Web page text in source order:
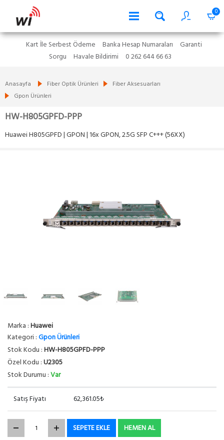
0
Kart İle Serbest Ödeme Banka Hesap Numaraları
Garanti
Sorgu
Havale Bildirimi 0 262 644 66 63
Anasayfa Fiber Optik Ürünleri
Fiber Aksesuarları
Gpon Ürünleri
HW-H805GPFD-PPP
Huawei H805GPFD | GPON | 16x GPON, 2.5G SFP C+++ (56XX)
Marka :Huawei
Kategori :Gpon Ürünleri
Stok Kodu :HW-H805GPFD-PPP
Özel Kodu :U2305
Stok Durumu :Var
Satış Fiyatı 62,361.05₺
SEPETE EKLE HEMEN AL